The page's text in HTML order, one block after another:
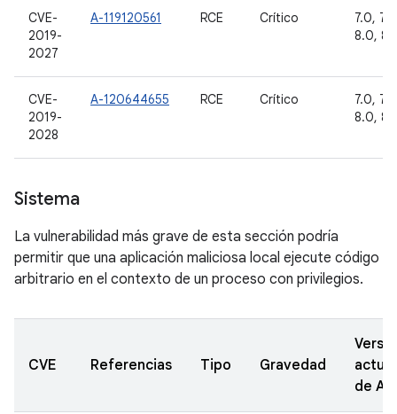
CVE-
2019-
2027
A-119120561 RCE Crítico
7.0,
8.0,
CVE-
2019-
2028
A-120644655 RCE Crítico
7.0,
8.0,
Sistema
La vulnerabilidad más grave de esta sección podría
permitir que una aplicación maliciosa local ejecute código
arbitrario en el contexto de un proceso con privilegios.
CVE Referencias Tipo Gravedad
de